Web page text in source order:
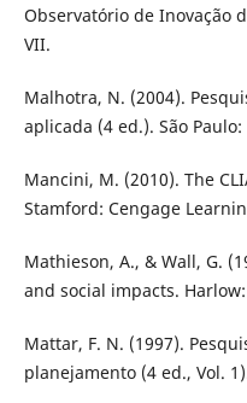
Observatório de Inovação
VII.
Malhotra, N. (2004).
aplicada (4 ed.). São Paulo:
Mancini, M. (2010). The
Stamford: Cengage
Mathieson, A., & Wall, G.
and social impacts.
Mattar, F. N. (1997).
planejamento (4 ed., Vol.